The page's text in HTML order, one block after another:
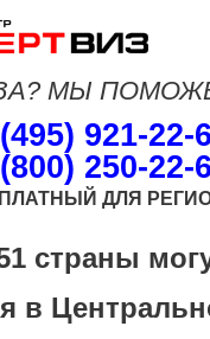
МЫ
921-22-
250-22-
ДЛЯ
страны
в